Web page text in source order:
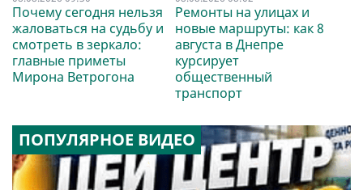
Почему сегодня нельзя
жаловаться на судьбу и
смотреть в зеркало:
главные приметы
Мирона Ветрогона
Ремонты на улицах и
новые маршруты: как 8
августа в Днепре
курсирует
общественный
транспорт
ПОПУЛЯРНОЕ ВИДЕО